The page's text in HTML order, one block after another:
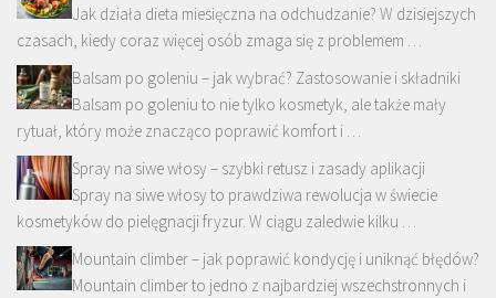
Jak działa dieta miesięczna na odchudzanie? W dzisiejszych
czasach, kiedy coraz więcej osób zmaga się z problemem …
Balsam po goleniu – jak wybrać? Zastosowanie i składniki
Balsam po goleniu to nie tylko kosmetyk, ale także mały
rytuał, który może znacząco poprawić komfort i …
Spray na siwe włosy – szybki retusz i zasady aplikacji
Spray na siwe włosy to prawdziwa rewolucja w świecie
kosmetyków do pielęgnacji fryzur. W ciągu zaledwie kilku …
Mountain climber – jak poprawić kondycję i uniknąć błędów?
Mountain climber to jedno z najbardziej wszechstronnych i